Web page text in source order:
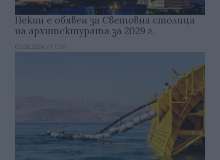
Пекин е обявен за Световна столица
на архитектурата за 2029 г.
06.08.2026 / 17:30